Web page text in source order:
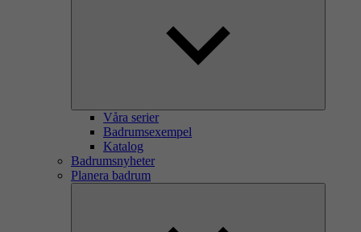
Våra serier
Badrumsexempel
Katalog
Badrumsnyheter
Planera badrum